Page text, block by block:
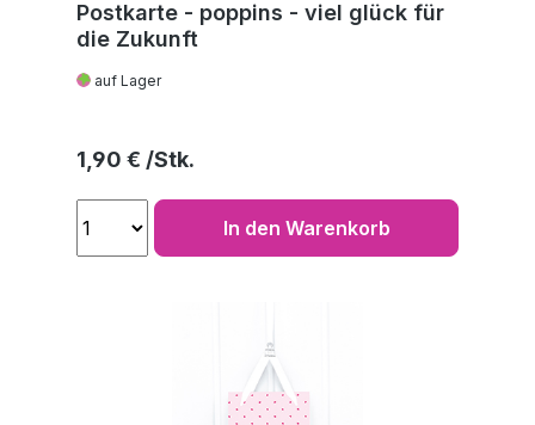
Postkarte - poppins - viel glück für
die Zukunft
auf Lager
Regulärer Preis:
1,90 €
In den Warenkorb